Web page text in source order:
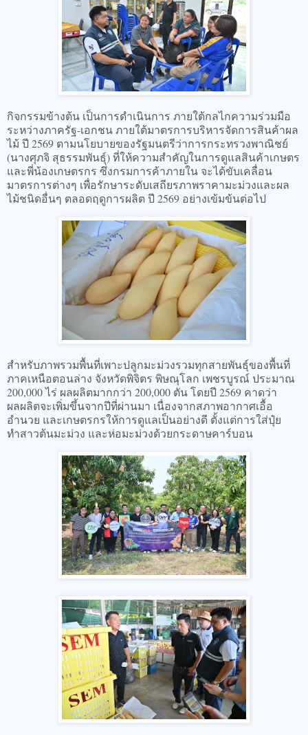
กิจกรรมข้างต้น เป็นการดำเนินการ ภายใต้กลไกความร่วมมือ
ระหว่างภาครัฐ-เอกชน ภายใต้มาตรการบริหารจัดการสินค้าผล
ไม้ ปี 2569 ตามนโยบายของรัฐมนตรีว่าการกระทรวงพาณิชย์
(นางศุภจิ สุธรรมพันธุ์) ที่ให้ความสำคัญในการดูแลสินค้าเกษตร
และพี่น้องเกษตรกร ซึ่งกรมการค้าภายใน จะได้ขับเคลื่อน
มาตรการต่างๆ เพื่อรักษาระดับเสถียรภาพราคามะม่วงและผล
ไม้ชนิดอื่นๆ ตลอดฤดูการผลิต ปี 2569 อย่างเข้มข้นต่อไป
สำหรับภาพรวมพื้นที่เพาะปลูกมะม่วงรวมทุกสายพันธุ์ของพื้นที่
ภาคเหนือตอนล่าง จังหวัดพิจิตร พิษณุโลก เพชรบูรณ์ ประมาณ
200,000 ไร่ ผลผลิตมากกว่า 200,000 ตัน โดยปี 2569 คาดว่า
ผลผลิตจะเพิ่มขึ้นจากปีที่ผ่านมา เนื่องจากสภาพอากาศเอื้อ
อำนวย และเกษตรกรให้การดูแลเป็นอย่างดี ตั้งแต่การใส่ปุ๋ย
ทำสาวต้นมะม่วง และห่อมะม่วงด้วยกระดาษคาร์บอน